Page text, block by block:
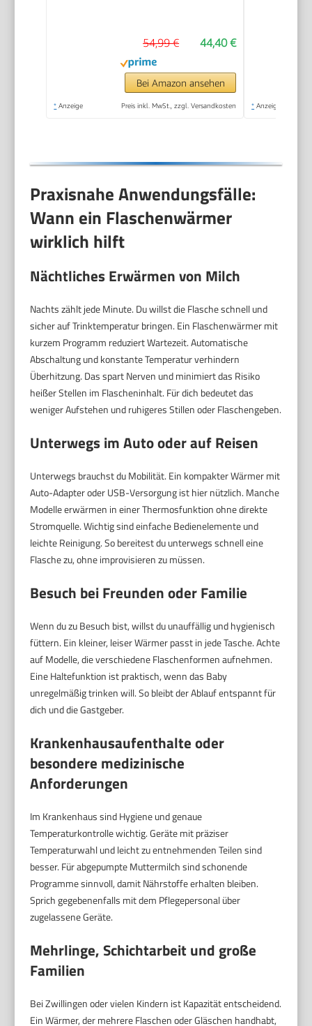
automatischer
Abschaltung, Modell
SCF358/00
44,40 €
54,99 €
Bei Amazon ansehen
* Anzeige Preis inkl. MwSt., zzgl. Versandkosten * Anzeige
Praxisnahe Anwendungsfälle:
Wann ein Flaschenwärmer
wirklich hilft
Nächtliches Erwärmen von Milch
Nachts zählt jede Minute. Du willst die Flasche schnell und
sicher auf Trinktemperatur bringen. Ein Flaschenwärmer mit
kurzem Programm reduziert Wartezeit. Automatische
Abschaltung und konstante Temperatur verhindern
Überhitzung. Das spart Nerven und minimiert das Risiko
heißer Stellen im Flascheninhalt. Für dich bedeutet das
weniger Aufstehen und ruhigeres Stillen oder Flaschengeben.
Unterwegs im Auto oder auf Reisen
Unterwegs brauchst du Mobilität. Ein kompakter Wärmer mit
Auto-Adapter oder USB-Versorgung ist hier nützlich. Manche
Modelle erwärmen in einer Thermosfunktion ohne direkte
Stromquelle. Wichtig sind einfache Bedienelemente und
leichte Reinigung. So bereitest du unterwegs schnell eine
Flasche zu, ohne improvisieren zu müssen.
Besuch bei Freunden oder Familie
Wenn du zu Besuch bist, willst du unauffällig und hygienisch
füttern. Ein kleiner, leiser Wärmer passt in jede Tasche. Achte
auf Modelle, die verschiedene Flaschenformen aufnehmen.
Eine Haltefunktion ist praktisch, wenn das Baby
unregelmäßig trinken will. So bleibt der Ablauf entspannt für
dich und die Gastgeber.
Krankenhausaufenthalte oder
besondere medizinische
Anforderungen
Im Krankenhaus sind Hygiene und genaue
Temperaturkontrolle wichtig. Geräte mit präziser
Temperaturwahl und leicht zu entnehmenden Teilen sind
besser. Für abgepumpte Muttermilch sind schonende
Programme sinnvoll, damit Nährstoffe erhalten bleiben.
Sprich gegebenenfalls mit dem Pflegepersonal über
zugelassene Geräte.
Mehrlinge, Schichtarbeit und große
Familien
Bei Zwillingen oder vielen Kindern ist Kapazität entscheidend.
Ein Wärmer, der mehrere Flaschen oder Gläschen handhabt,